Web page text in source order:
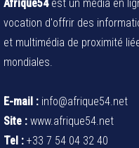
Afrique54est un média en
vocation d'offrir des
et multimédia de proximité
mondiales.
E-mail : info@afrique54.net
Site : www.afrique54.net
Tel : +33 7 54 04 32 40